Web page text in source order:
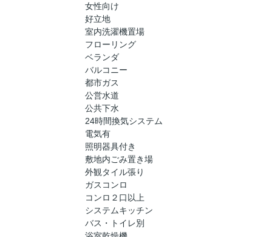
女性向け
好立地
室内洗濯機置場
フローリング
ベランダ
バルコニー
都市ガス
公営水道
公共下水
24時間換気システム
電気有
照明器具付き
敷地内ごみ置き場
外観タイル張り
ガスコンロ
コンロ２口以上
システムキッチン
バス・トイレ別